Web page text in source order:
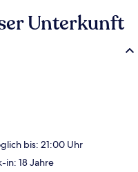
Unterkunft
bis: 21:00 Uhr
in: 18 Jahre